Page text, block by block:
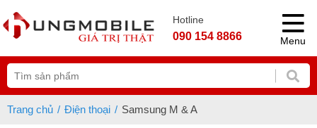
Hotline
090 154 8866 Menu
Trang chủ Điện thoại Samsung M & A